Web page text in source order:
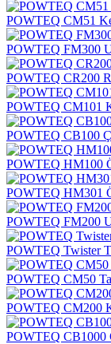
POWTEQ CM51
POWTEQ FM300
POWTEQ CR200
POWTEQ CM101
POWTEQ CB100
POWTEQ HM100
POWTEQ HM301
POWTEQ FM200
POWTEQ Twister
POWTEQ CM50
POWTEQ CM200
POWTEQ CB1000